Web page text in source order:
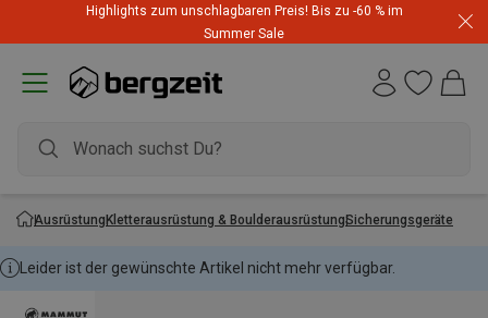
Highlights zum unschlagbaren Preis! Bis zu -60 % im
Summer Sale
AusrüstungKletterausrüstung & BoulderausrüstungSicherungsgeräte
Leider ist der gewünschte Artikel nicht mehr verfügbar.